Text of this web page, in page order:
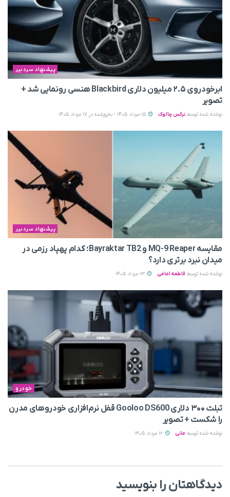
پیشنهاد سردبیر
ابرخودروی ۲.۵ میلیون دلاری Blackbird هنسی رونمایی شد +
تصویر
نوشته شده توسط نرگس چالوک
پیشنهاد سردبیر
مقایسه MQ-9 Reaper و Bayraktar TB2؛ کدام پهپاد رزمی در
میدان نبرد برتری دارد؟
نوشته شده توسط فاطمه امامی
خودرو
تبلت ۳۰۰ دلاری Gooloo DS600 قفل نرم‌افزاری خودروهای مدرن
را شکست + تصویر
نوشته شده توسط مانی
دیدگاهتان را بنویسید